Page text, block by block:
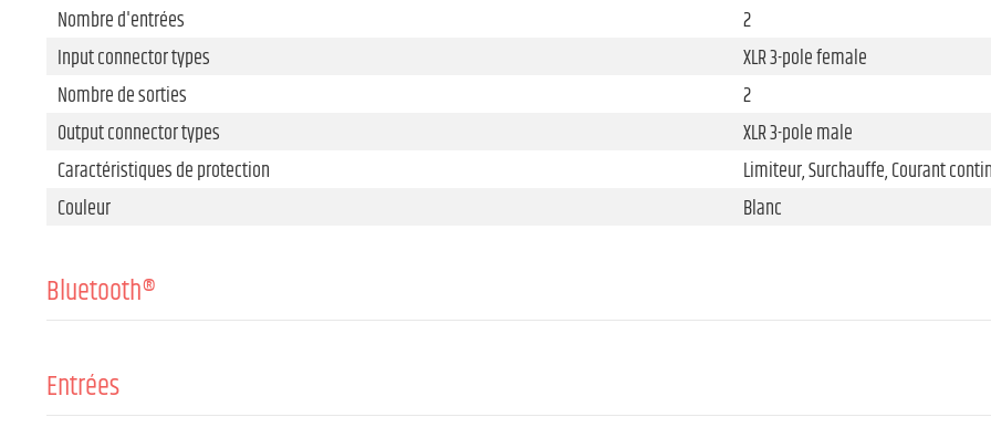
Nombre d'entrées
2
Input connector types
XLR 3-pole female
Nombre de sorties
2
Output connector types
XLR 3-pole male
Caractéristiques de protection
Limiteur, Surchauffe, Courant
Couleur
Blanc
Bluetooth®
Caractéristiques
Entrées